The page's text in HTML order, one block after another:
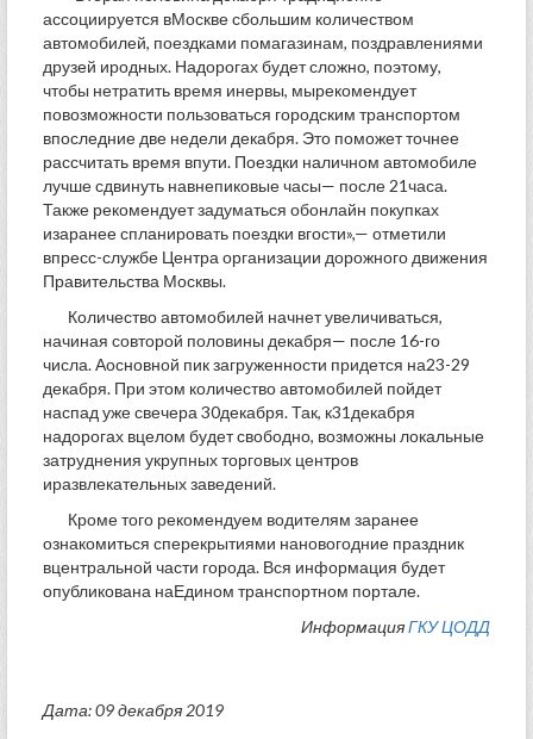
ассоциируется вМоскве сбольшим количеством
автомобилей, поездками помагазинам, поздравлениями
друзей иродных. Надорогах будет сложно, поэтому,
чтобы нетратить время инервы, мырекомендует
повозможности пользоваться городским транспортом
впоследние две недели декабря. Это поможет точнее
рассчитать время впути. Поездки наличном автомобиле
лучше сдвинуть навнепиковые часы— после 21часа.
Также рекомендует задуматься обонлайн покупках
изаранее спланировать поездки вгости»,— отметили
впресс-службе Центра организации дорожного движения
Правительства Москвы.
Количество автомобилей начнет увеличиваться,
начиная совторой половины декабря— после 16-го
числа. Аосновной пик загруженности придется на23-29
декабря. При этом количество автомобилей пойдет
наспад уже свечера 30декабря. Так, к31декабря
надорогах вцелом будет свободно, возможны локальные
затруднения укрупных торговых центров
иразвлекательных заведений.
Кроме того рекомендуем водителям заранее
ознакомиться сперекрытиями нановогодние праздник
вцентральной части города. Вся информация будет
опубликована наЕдином транспортном портале.
ИнформацияГКУ ЦОДД
Дата: 09 декабря 2019